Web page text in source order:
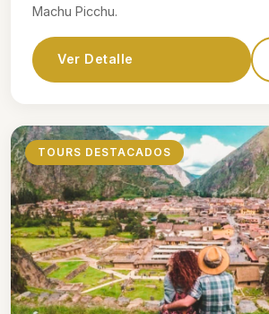
Machu Picchu.
Ver Detalle
TOURS DESTACADOS